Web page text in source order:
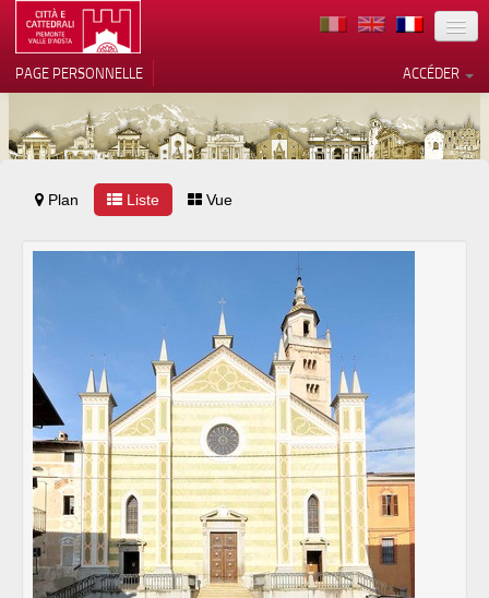
TERRITOIRE
ARCHITECTURE
MUSÉES
BÉNÉVOLES
CONTACTS
PRESS
ACCÉDER
PAGE PERSONNELLE
Plan Liste Vue
Notification lors de la collecte
Vos choix en matière de